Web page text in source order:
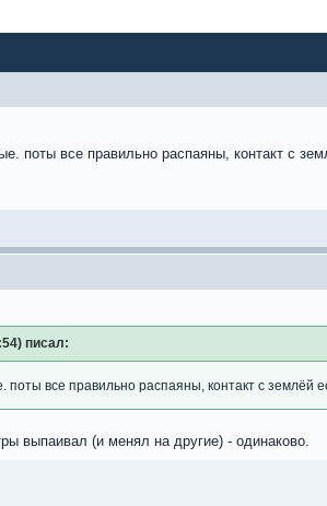
поты все правильно распаяны, контакт с
писал:
поты все правильно распаяны, контакт с землёй
выпаивал (и менял на другие) - одинаково.